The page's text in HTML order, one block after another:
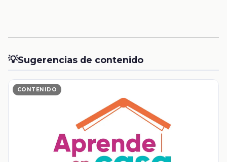
💡Sugerencias de contenido
CONTENIDO